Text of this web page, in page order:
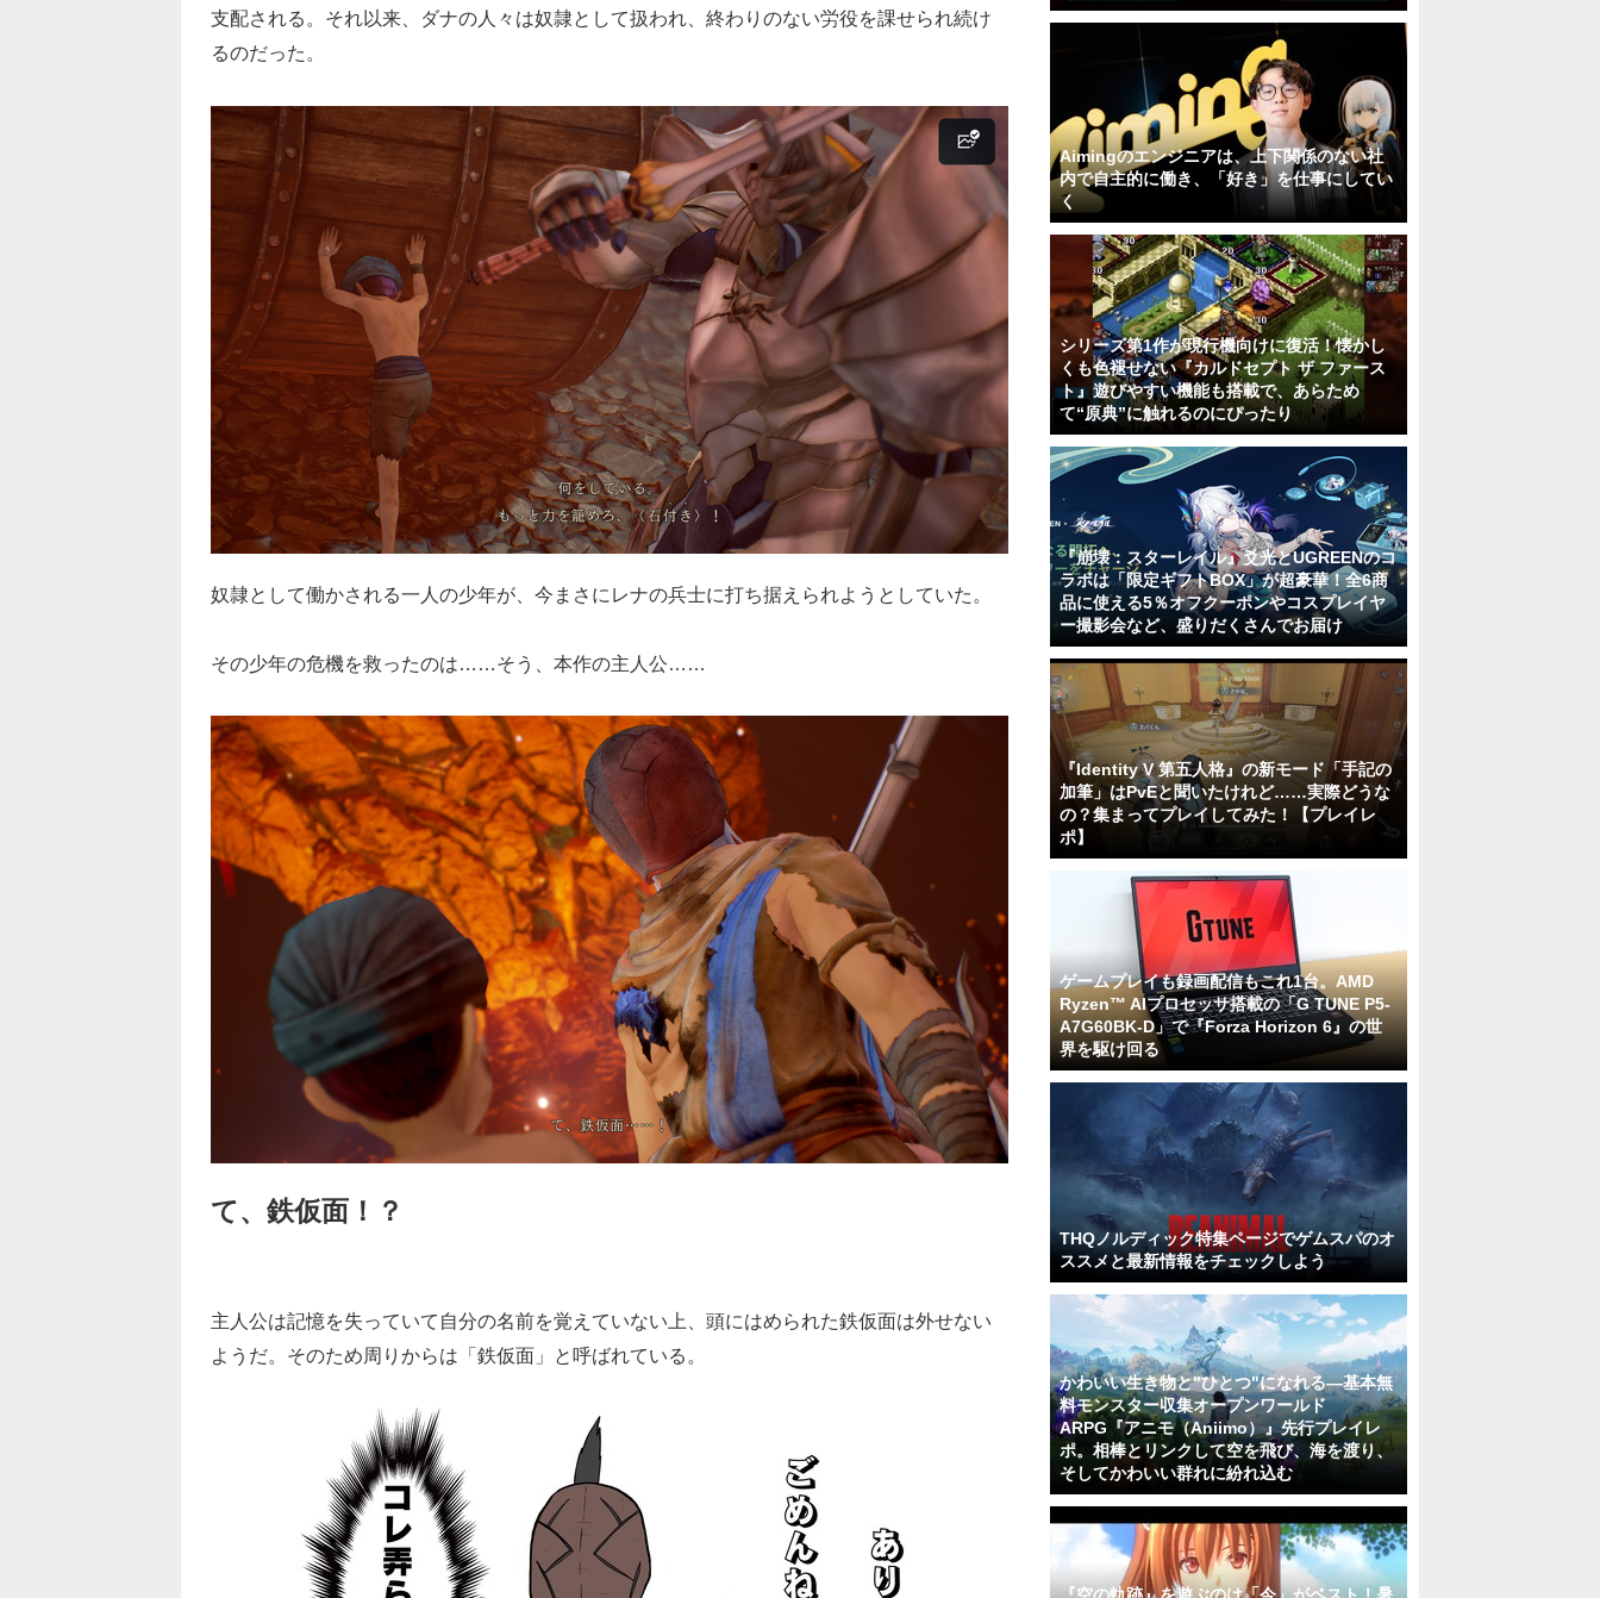
支配される。それ以来、ダナの人々は奴隷として扱われ、終わりのない労役を課せられ続け
るのだった。
奴隷として働かされる一人の少年が、今まさにレナの兵士に打ち据えられようとしていた。
その少年の危機を救ったのは……そう、本作の主人公……
て、鉄仮面！？
主人公は記憶を失っていて自分の名前を覚えていない上、頭にはめられた鉄仮面は外せない
ようだ。そのため周りからは「鉄仮面」と呼ばれている。
Aimingのエンジニアは、上下関係のない社
内で自主的に働き、「好き」を仕事にしてい
く
シリーズ第1作が現行機向けに復活！懐かし
くも色褪せない『カルドセプト ザ ファース
ト』遊びやすい機能も搭載で、あらため
て“原典”に触れるのにぴったり
『崩壊：スターレイル』爻光とUGREENのコ
ラボは「限定ギフトBOX」が超豪華！全6商
品に使える5％オフクーポンやコスプレイヤ
ー撮影会など、盛りだくさんでお届け
『Identity V 第五人格』の新モード「手記の
加筆」はPvEと聞いたけれど……実際どうな
の？集まってプレイしてみた！【プレイレ
ポ】
ゲームプレイも録画配信もこれ1台。AMD
Ryzen™ AIプロセッサ搭載の「G TUNE P5-
A7G60BK-D」で『Forza Horizon 6』の世
界を駆け回る
THQノルディック特集ページでゲムスパのオ
ススメと最新情報をチェックしよう
かわいい生き物と"ひとつ"になれる―基本無
料モンスター収集オープンワールド
ARPG『アニモ（Aniimo）』先行プレイレ
ポ。相棒とリンクして空を飛び、海を渡り、
そしてかわいい群れに紛れ込む